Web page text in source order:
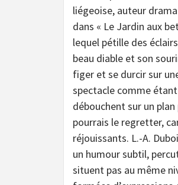
liégeoise, auteur
dans « Le Jardin aux
lequel pétille des
beau diable et son
figer et se durcir sur
spectacle comme
débouchent sur un
pourrais le regretter,
réjouissants. L.-A.
un humour subtil,
situent pas au même